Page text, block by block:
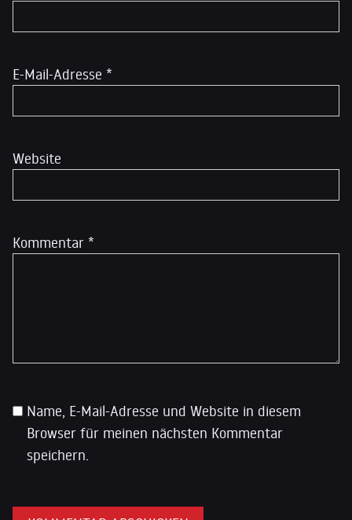
Kommentar *
E-Mail-Adresse *
Website
Name, E-Mail-Adresse und Website in diesem
Browser für meinen nächsten Kommentar
speichern.